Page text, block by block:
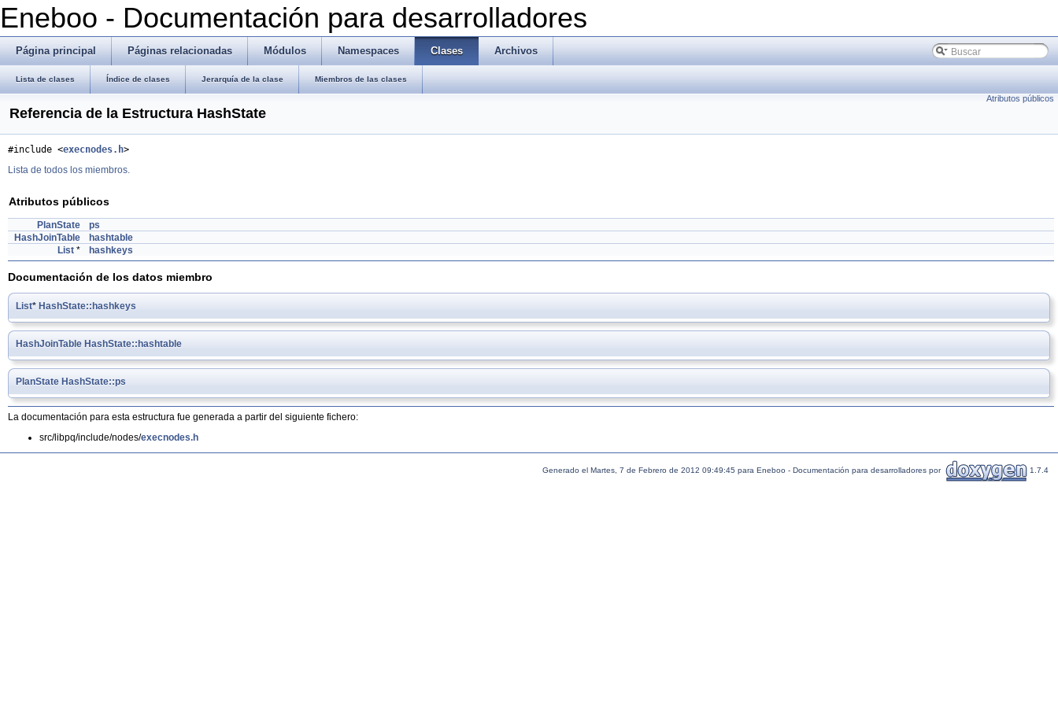
Eneboo - Documentación para desarrolladores
Página principal Páginas relacionadas Módulos Namespaces Clases Archivos
Lista de clases Índice de clases Jerarquía de la clase Miembros de las clases
Atributos públicos
Referencia de la Estructura HashState
#include <execnodes.h>
Lista de todos los miembros.
Atributos públicos
PlanState
ps
HashJoinTable
hashtable
List * hashkeys
Documentación de los datos miembro
List* HashState::hashkeys
HashJoinTable HashState::hashtable
PlanState HashState::ps
La documentación para esta estructura fue generada a partir del siguiente fichero:
src/libpq/include/nodes/execnodes.h
Generado el Martes, 7 de Febrero de 2012 09:49:45 para Eneboo - Documentación para desarrolladores por 1.7.4